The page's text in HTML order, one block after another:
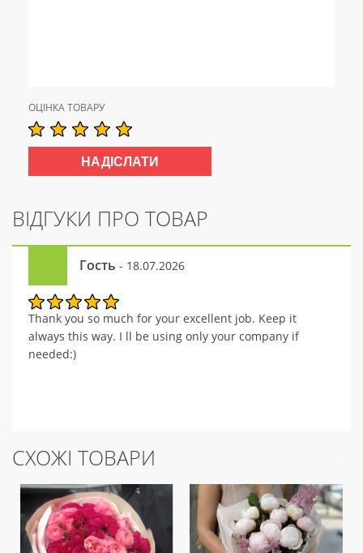
ОЦІНКА ТОВАРУ
ВІДГУКИ ПРО ТОВАР
Гость - 18.07.2026
Thank you so much for your excellent job. Keep it
always this way. I ll be using only your company if
needed:)
СХОЖІ ТОВАРИ